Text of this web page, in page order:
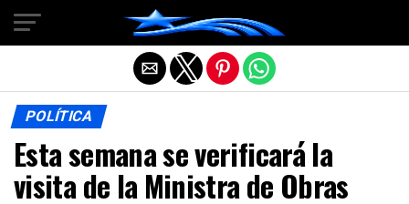
POLÍTICA
Esta semana se verificará la
visita de la Ministra de Obras
Salir de la versión móvil